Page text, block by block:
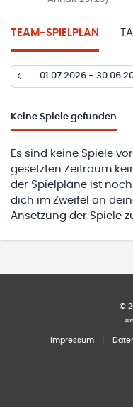
TEAM-SPIELPLAN
01.07.2026 -
Keine Spiele gefunden
Es sind keine Spiele
gesetzten Zeitraum
der Spielpläne ist
dich im Zweifel an
Ansetzung der Spiele
©
Impressum